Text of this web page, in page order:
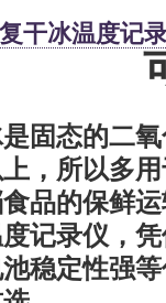
干冰温度记
固态的二
，所以多
品的保鲜
记录仪，
稳定性强